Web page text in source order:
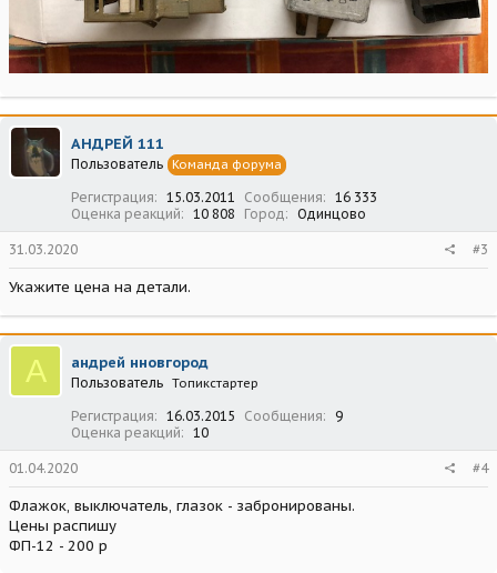
АНДРЕЙ 111
Пользователь Команда форума
Регистрация 15.03.2011 Сообщения
16 333
Оценка реакций
10 808 Город Одинцово
31.03.2020 #3
Укажите цена на детали.
А андрей нновгород
Пользователь Топикстартер
Регистрация 16.03.2015 Сообщения
9
Оценка реакций
10
01.04.2020 #4
Флажок, выключатель, глазок - забронированы.
Цены распишу
ФП-12 - 200 р